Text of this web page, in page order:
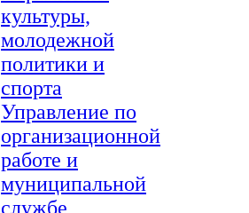
культуры,
молодежной
политики и
спорта
Управление по
организационной
работе и
муниципальной
службе